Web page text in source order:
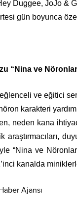
Duggee, JoJo &
gün boyunca
“Nina ve
ve eğitici
karakteri
neden kana
“Nina ve
kanalda
Ajansı